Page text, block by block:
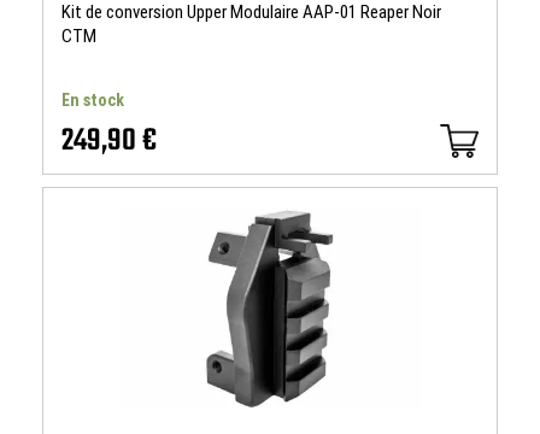
Kit de conversion Upper Modulaire AAP-01 Reaper Noir
CTM
En stock
249,90 €